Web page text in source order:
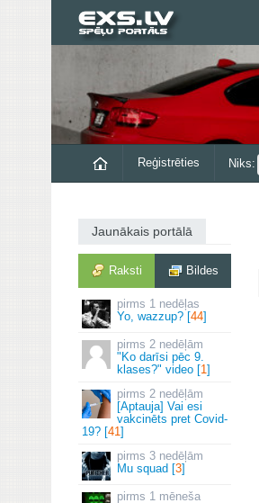
Reģistrēties Niks:
Jaunākais portālā
Raksti Bildes
1 nedēļas
Yo, wazzup? [44]
2 nedēļām
"Ko darīsi pēc 9.
klases?" video [1]
2 nedēļām
[Aptauja] Vai esi
vakcinēts pret Covid-
19? [41]
3 nedēļām
Mu squad [3]
1 mēneša